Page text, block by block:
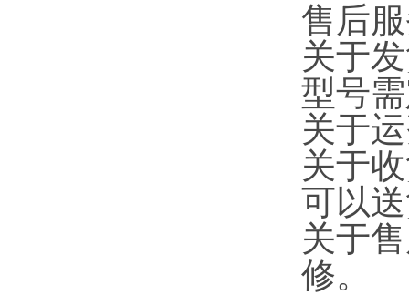
售后
关于
型号
关于
关于
可以
关于
修。